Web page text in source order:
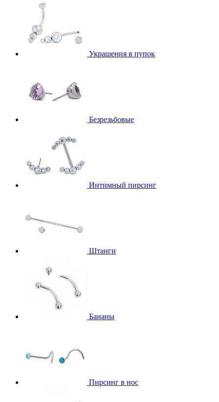
Украшения в пупок
Безрезьбовые
Интимный пирсинг
Штанги
Бананы
Пирсинг в нос